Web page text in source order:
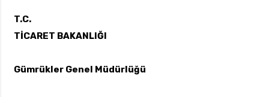
T.C.
TİCARET BAKANLIĞI
Gümrükler Genel Müdürlüğü